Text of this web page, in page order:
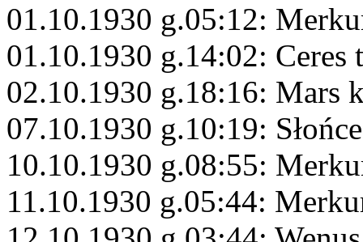
01.10.1930 g.05:12:
01.10.1930 g.14:02: Ceres
02.10.1930 g.18:16: Mars
07.10.1930 g.10:19:
10.10.1930 g.08:55:
11.10.1930 g.05:44: